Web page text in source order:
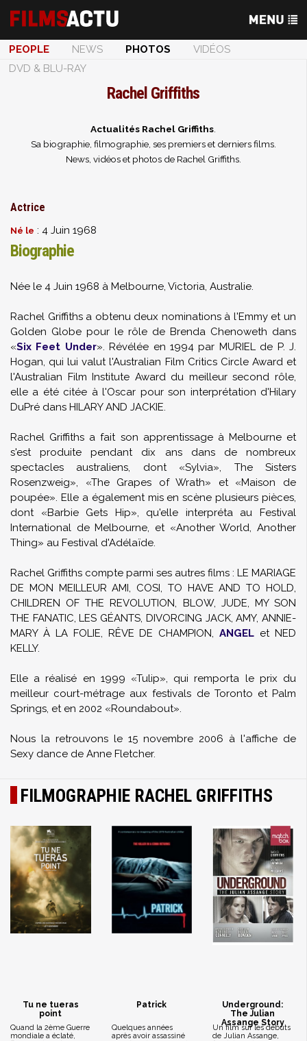
PEOPLE NEWS PHOTOS
VIDÉOS
DVD & BLU-RAY
Rachel Griffiths
Actualités Rachel Griffiths
Sa biographie, filmographie, ses premiers et derniers films.
News, vidéos et photos de Rachel Griffiths.
Actrice
Né le : 4 Juin 1968
Biographie
Née le 4 Juin 1968 à Melbourne, Victoria, Australie.
Rachel Griffiths a obtenu deux nominations à l'Emmy et un
Golden Globe pour le rôle de Brenda Chenoweth dans
«Six Feet Under». Révélée en 1994 par MURIEL de P. J.
Hogan, qui lui valut l'Australian Film Critics Circle Award et
l'Australian Film Institute Award du meilleur second rôle,
elle a été citée à l'Oscar pour son interprétation d'Hilary
DuPré dans HILARY AND JACKIE.
Rachel Griffiths a fait son apprentissage à Melbourne et
s'est produite pendant dix ans dans de nombreux
spectacles australiens, dont «Sylvia», The Sisters
Rosenzweig», «The Grapes of Wrath» et «Maison de
poupée». Elle a également mis en scène plusieurs pièces,
dont «Barbie Gets Hip», qu'elle interpréta au Festival
International de Melbourne, et «Another World, Another
Thing» au Festival d'Adélaïde.
Rachel Griffiths compte parmi ses autres films : LE MARIAGE
DE MON MEILLEUR AMI, COSI, TO HAVE AND TO HOLD,
CHILDREN OF THE REVOLUTION, BLOW, JUDE, MY SON
THE FANATIC, LES GÉANTS, DIVORCING JACK, AMY, ANNIE-
MARY À LA FOLIE, RÊVE DE CHAMPION,ANGEL et NED
KELLY.
Elle a réalisé en 1999 «Tulip», qui remporta le prix du
meilleur court-métrage aux festivals de Toronto et Palm
Springs, et en 2002 «Roundabout».
Nous la retrouvons le 15 novembre 2006 à l'affiche de
Sexy dance de Anne Fletcher.
FILMOGRAPHIE RACHEL GRIFFITHS
Tu ne tueras
point
Quand la 2ème Guerre
mondiale a éclaté,
Patrick
Quelques années
après avoir assassiné
Underground:
The Julian
Assange Story
Un film sur les débuts
de Julian Assange,